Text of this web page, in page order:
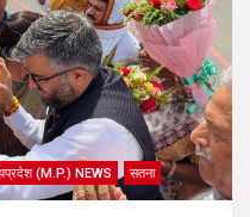
(M.P.) NEWS सतना